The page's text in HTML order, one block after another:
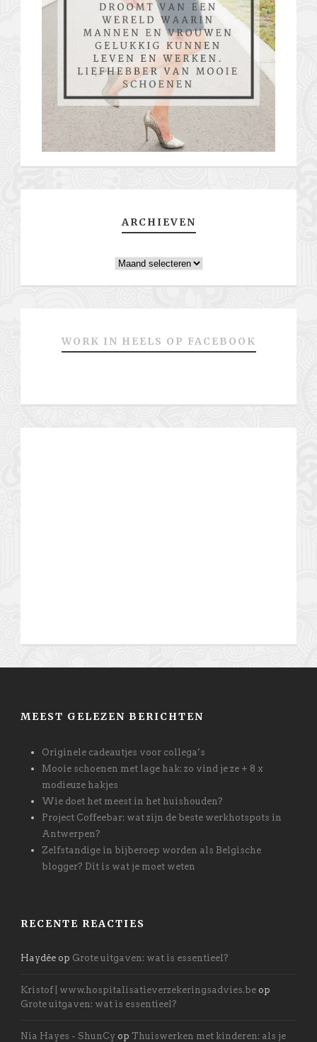
ARCHIEVEN
Archieven
WORK IN HEELS OP FACEBOOK
MEEST GELEZEN BERICHTEN
Originele cadeautjes voor collega’s
Mooie schoenen met lage hak: zo vind je ze + 8 x
modieuze hakjes
Wie doet het meest in het huishouden?
Project Coffeebar: wat zijn de beste werkhotspots in
Antwerpen?
Zelfstandige in bijberoep worden als Belgische
blogger? Dit is wat je moet weten
RECENTE REACTIES
Haydée op Grote uitgaven: wat is essentieel?
Kristof | www.hospitalisatieverzekeringsadvies.be op
Grote uitgaven: wat is essentieel?
Nia Hayes - ShunCy op Thuiswerken met kinderen: als je